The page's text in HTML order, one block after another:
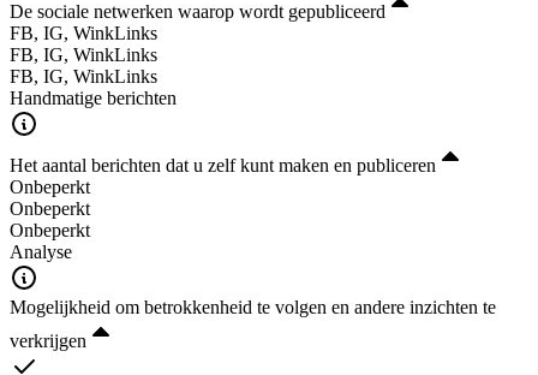
De sociale netwerken waarop wordt gepubliceerd
FB, IG, WinkLinks
FB, IG, WinkLinks
FB, IG, WinkLinks
Handmatige berichten
Het aantal berichten dat u zelf kunt maken en publiceren
Onbeperkt
Onbeperkt
Onbeperkt
Analyse
Mogelijkheid om betrokkenheid te volgen en andere inzichten te
verkrijgen